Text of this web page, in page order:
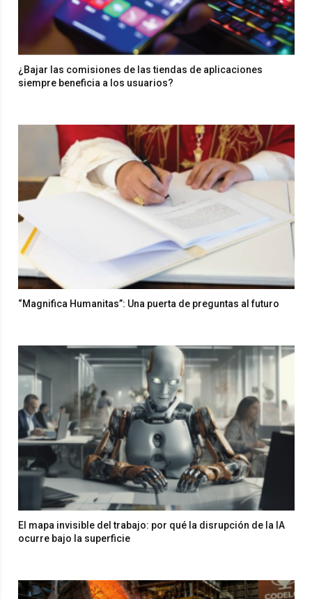
¿Bajar las comisiones de las tiendas de aplicaciones
siempre beneficia a los usuarios?
“Magnifica Humanitas”: Una puerta de preguntas al futuro
El mapa invisible del trabajo: por qué la disrupción de la IA
ocurre bajo la superficie